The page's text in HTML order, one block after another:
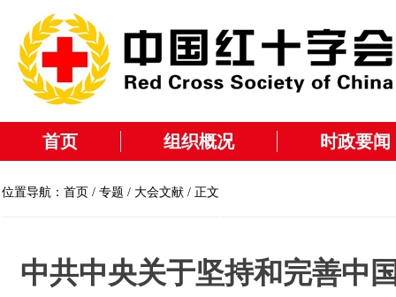
首页 组织概况 时政要闻
位置导航： 首页 / 专题 / 大会文献 / 正文
中共中央关于坚持和完善中